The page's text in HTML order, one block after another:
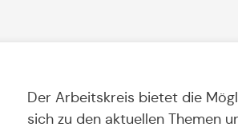
Der Arbeitskreis bietet die
sich zu den aktuellen Themen